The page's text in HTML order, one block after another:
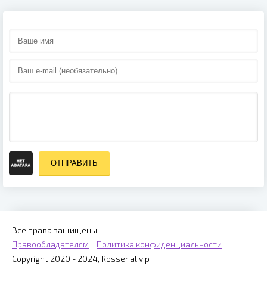
ОТПРАВИТЬ
Все права защищены.
Правообладателям
Политика конфиденциальности
Copyright 2020 - 2024, Rosserial.vip